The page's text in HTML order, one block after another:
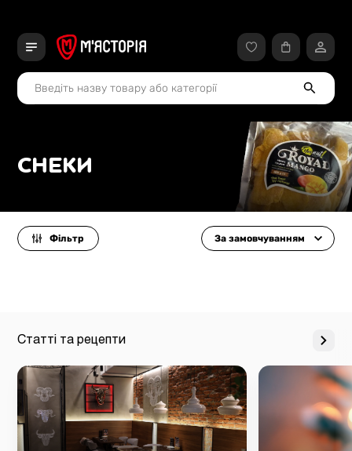
СНЕКИ
Фільтр За замовчуванням
Статті та рецепти